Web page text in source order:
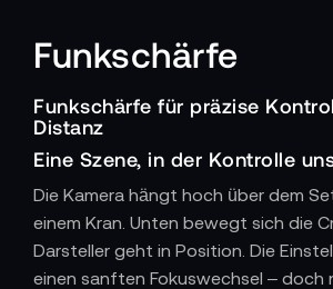
Funkschärfe
Funkschärfe für präzise
Distanz
Eine Szene, in der Kontrolle
Die Kamera hängt hoch über dem
einem Kran. Unten bewegt sich die
Darsteller geht in Position. Die
einen sanften Fokuswechsel – doch